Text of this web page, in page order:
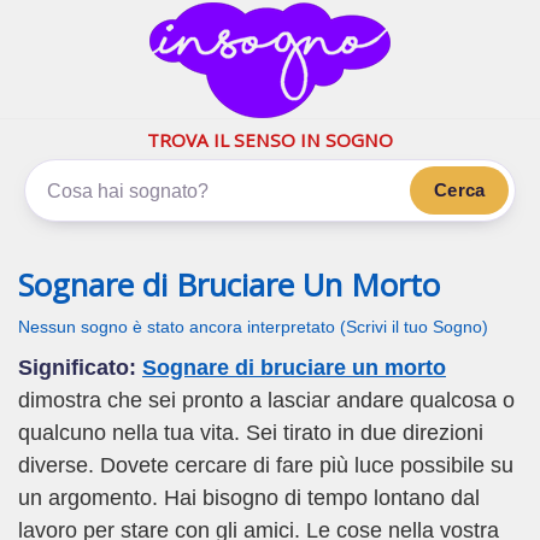
inSogno.com
I sogni significano di piùTROVA IL SENSO IN SOGNO
Cerca
Sognare di Bruciare Un Morto
Nessun sogno è stato ancora interpretato (Scrivi il tuo Sogno)
Significato: Sognare di bruciare un morto
dimostra che sei pronto a lasciar andare qualcosa o
qualcuno nella tua vita. Sei tirato in due direzioni
diverse. Dovete cercare di fare più luce possibile su
un argomento. Hai bisogno di tempo lontano dal
lavoro per stare con gli amici. Le cose nella vostra